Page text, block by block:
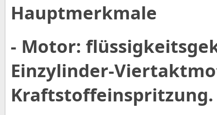
Hauptmerkmale
- Motor:
Einzylinder-
Kraftstoffeinspritzung.